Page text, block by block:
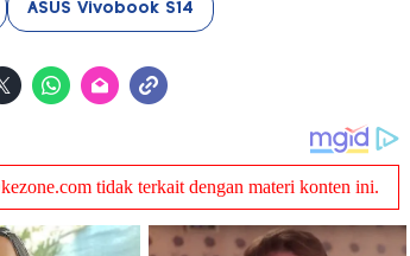
ASUS Vivobook S14